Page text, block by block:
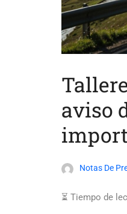
aviso
Notas De
⏳ Tiempo de